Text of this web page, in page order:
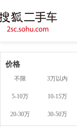
价格
不限 3万以内
5-10万 10-15万
20-30万 30-50万